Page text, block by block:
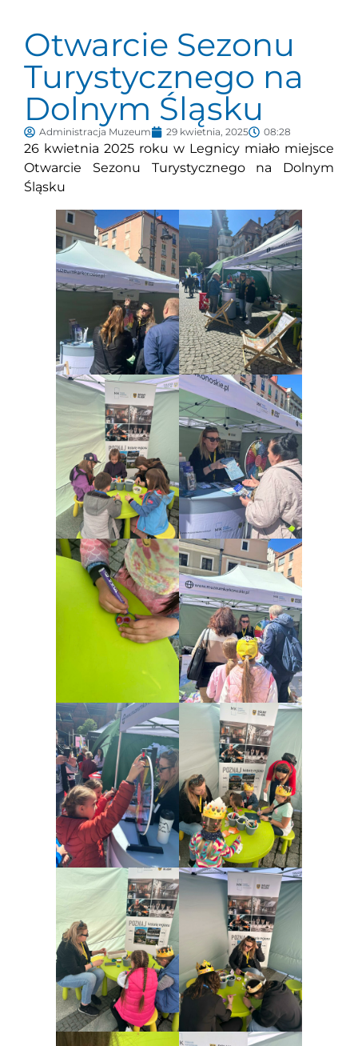
Otwarcie Sezonu
Turystycznego na
Dolnym Śląsku
Administracja Muzeum 29 kwietnia, 2025 08:28
26 kwietnia 2025 roku w Legnicy miało miejsce
Otwarcie Sezonu Turystycznego na Dolnym
Śląsku